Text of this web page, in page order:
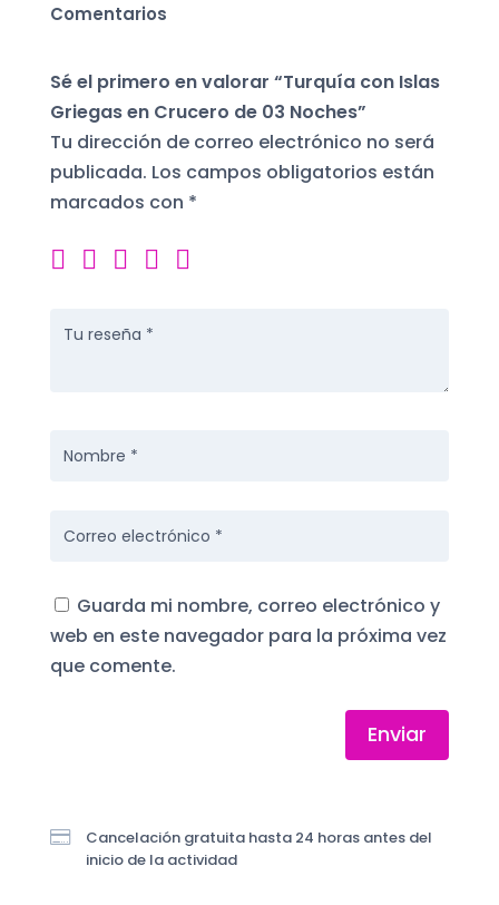
Comentarios
Sé el primero en valorar “Turquía con Islas
Griegas en Crucero de 03 Noches”
Tu dirección de correo electrónico no será
publicada. Los campos obligatorios están
marcados con *
Guarda mi nombre, correo electrónico y
web en este navegador para la próxima vez
que comente.
Enviar

Cancelación gratuita hasta 24 horas antes del
inicio de la actividad